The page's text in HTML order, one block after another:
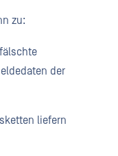
zu:
der
liefern